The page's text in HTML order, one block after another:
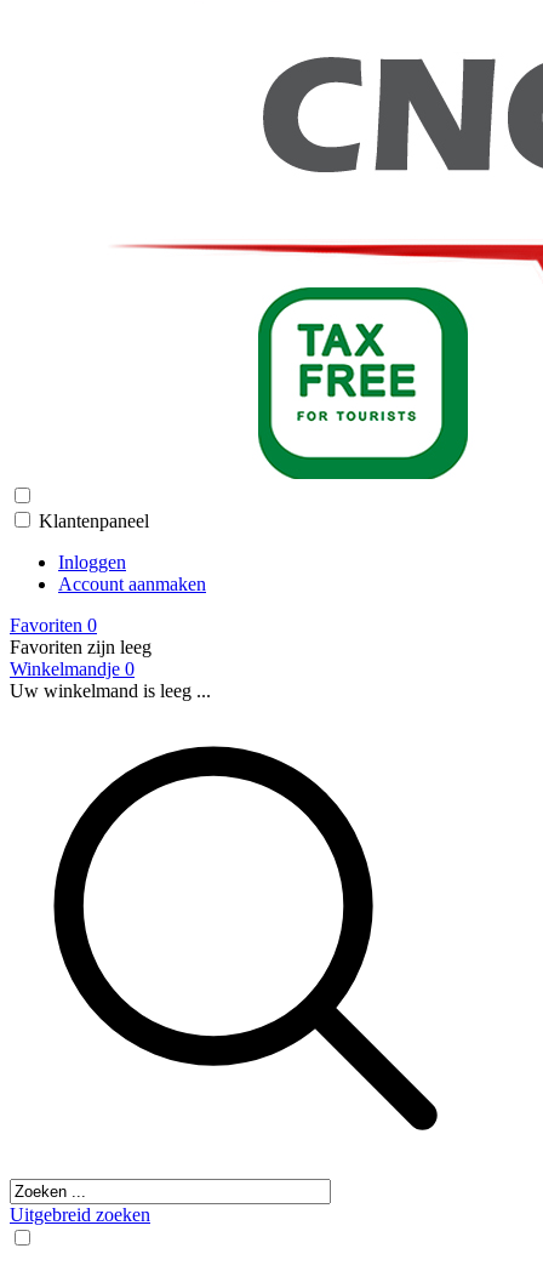
Klantenpaneel
Inloggen
Account aanmaken
Favoriten 0
Favoriten zijn leeg
Winkelmandje 0
Uw winkelmand is leeg ...
Uitgebreid zoeken